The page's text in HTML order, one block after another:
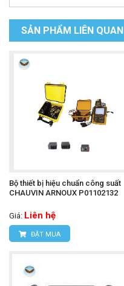
SẢN PHẨM LIÊN QUAN
Bộ thiết bị hiệu chuẩn công suất
CHAUVIN ARNOUX P01102132
Giá: Liên hệ
ĐẶT MUA